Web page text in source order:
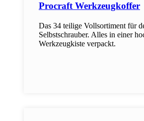
Procraft Werkzeugkoffer
Das 34 teilige Vollsortiment für
Selbstschrauber. Alles in einer
Werkzeugkiste verpackt.